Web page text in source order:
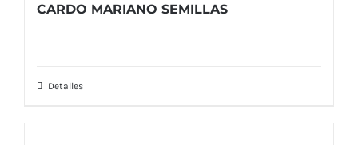
CARDO MARIANO SEMILLAS
Detalles